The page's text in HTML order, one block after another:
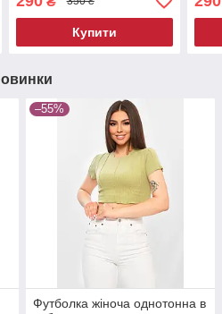
Купити
–55%
Футболка жіноча однотонна в